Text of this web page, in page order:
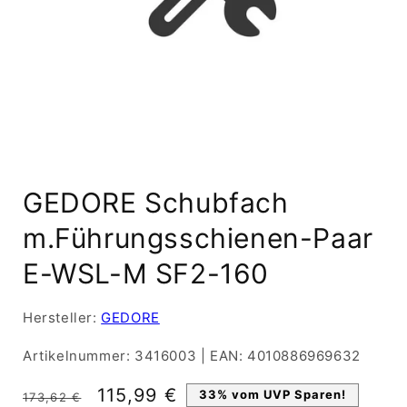
in
Modal
GEDORE Schubfach
m.Führungsschienen-Paar
E-WSL-M SF2-160
Hersteller: GEDORE
Artikelnummer: 3416003 EAN: 4010886969632
Normaler
173,62 € Verkaufspreis
115,99 € 33% vom UVP Sparen!